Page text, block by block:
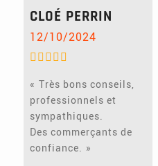
CLOÉ PERRIN
12/10/2024
Très bons conseils,
professionnels et
sympathiques.
Des commerçants de
confiance.